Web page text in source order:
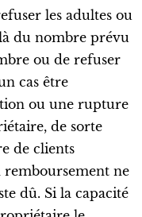
les adultes ou
du nombre prévu
ou de refuser
cas être
ou une rupture
de sorte
de clients
remboursement ne
dû. Si la capacité